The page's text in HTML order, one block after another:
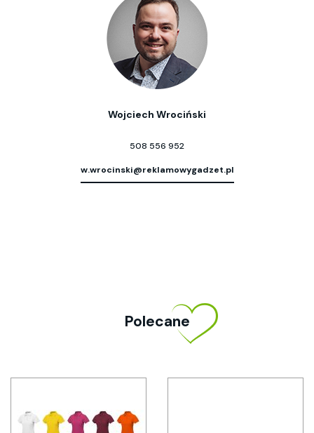
Wojciech Wrociński
508 556 952
w.wrocinski@reklamowygadzet.pl
Polecane